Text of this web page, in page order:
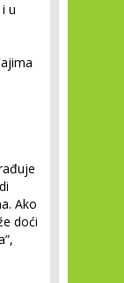
u
Ako
doći